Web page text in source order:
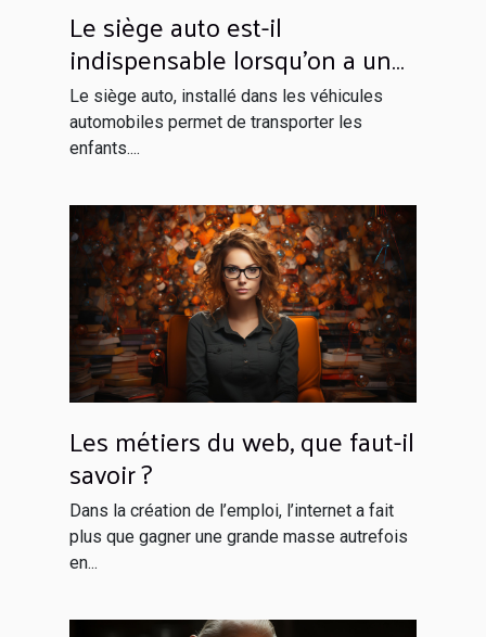
Le siège auto est-il
indispensable lorsqu’on a un
enfant à bord ?
Le siège auto, installé dans les véhicules
automobiles permet de transporter les
enfants....
Les métiers du web, que faut-il
savoir ?
Dans la création de l’emploi, l’internet a fait
plus que gagner une grande masse autrefois
en...